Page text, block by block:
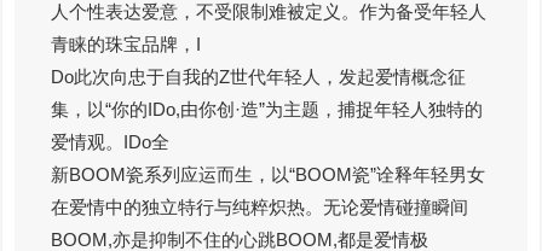
人个性表达爱意，不受限制难被定义。作为备受年轻人
青睐的珠宝品牌，I
Do此次向忠于自我的Z世代年轻人，发起爱情概念征
集，以“你的IDo,由你创·造”为主题，捕捉年轻人独特的
爱情观。IDo全
新BOOM瓷系列应运而生，以“BOOM瓷”诠释年轻男女
在爱情中的独立特行与纯粹炽热。无论爱情碰撞瞬间
BOOM,亦是抑制不住的心跳BOOM,都是爱情极